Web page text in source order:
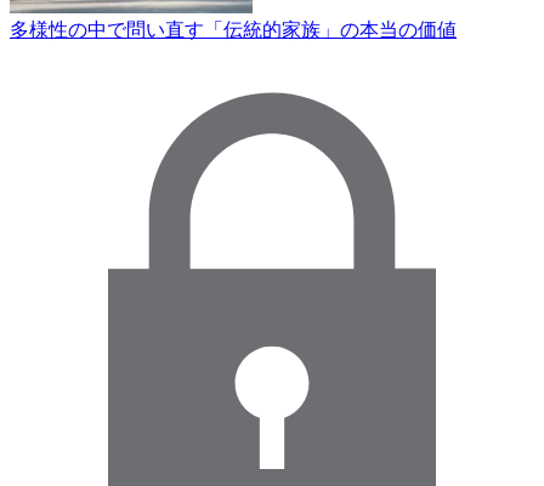
多様性の中で問い直す「伝統的家族」の本当の価値